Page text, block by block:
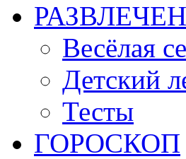
Весёлая
Детский
Тесты
ГОРОСКОП